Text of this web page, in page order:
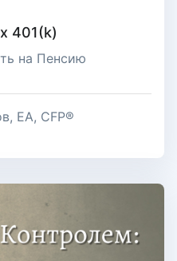
401(k)
на Пенсию
EA, CFP®